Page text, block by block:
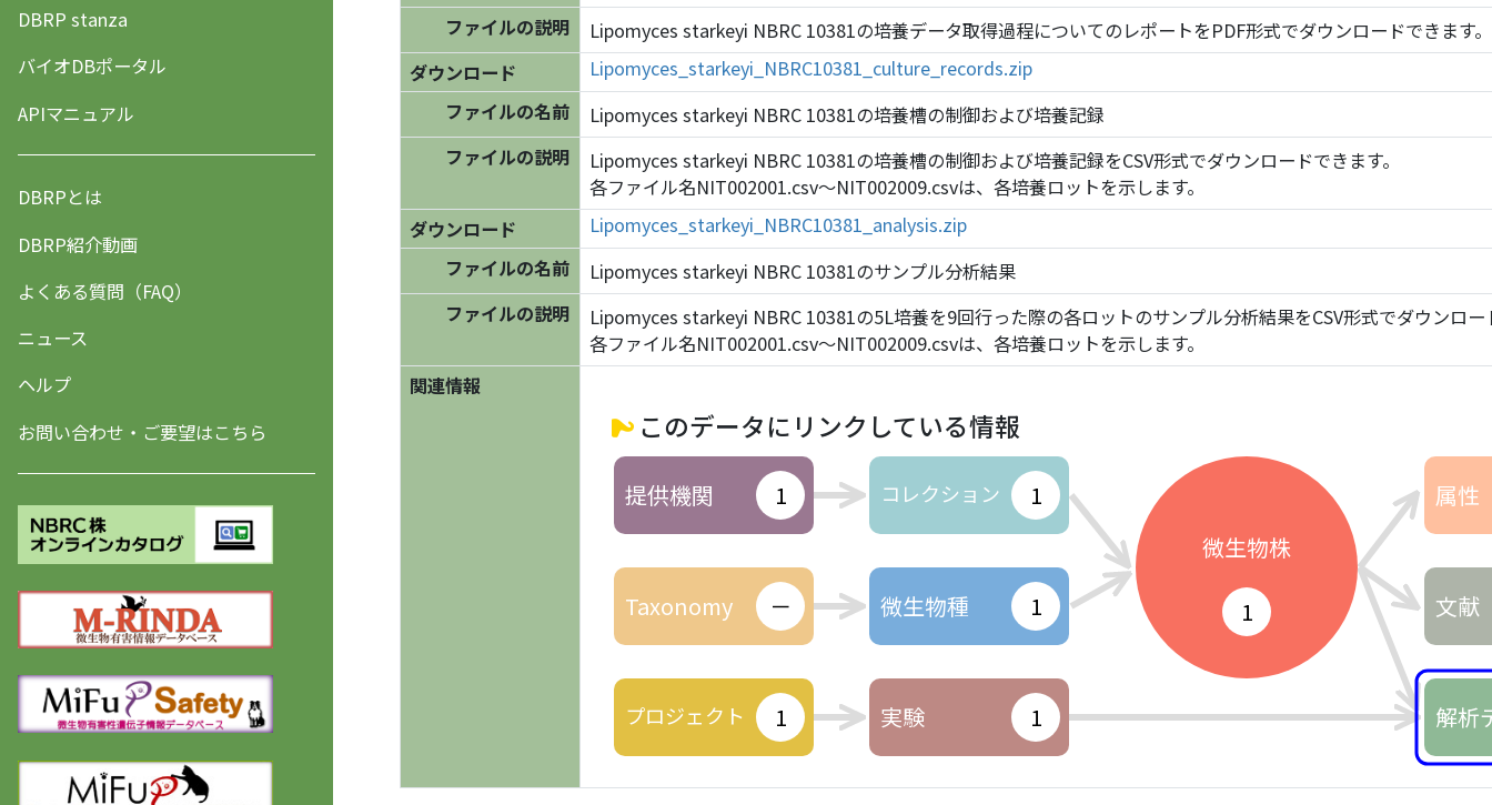
DBRP stanza
バイオDBポータル
APIマニュアル
DBRPとは
DBRP紹介動画
よくある質問（FAQ）
ニュース
ヘルプ
お問い合わせ・ご要望はこちら
ファイルの説明
Lipomyces starkeyi NBRC 10381の培養データ取得過程についてのレポートをPDF形式でダウンロードできます。
ダウンロード
Lipomyces_starkeyi_NBRC10381_culture_records.zip
ファイルの名前
Lipomyces starkeyi NBRC 10381の培養槽の制御および培養記録
ファイルの説明
Lipomyces starkeyi NBRC 10381の培養槽の制御および培養記録をCSV形式でダウンロードできます。
各ファイル名NIT002001.csv～NIT002009.csvは、各培養ロットを示します。
ダウンロード
Lipomyces_starkeyi_NBRC10381_analysis.zip
ファイルの名前
Lipomyces starkeyi NBRC 10381のサンプル分析結果
ファイルの説明
Lipomyces starkeyi NBRC 10381の5L培養を9回行った際の各ロットのサンプル分析結果をCSV形式でダウンロー
各ファイル名NIT002001.csv～NIT002009.csvは、各培養ロットを示します。
関連情報
このデータにリンクしている情報
提供機関 1
Taxonomy －
プロジェクト 1
コレクション 1
微生物種 1
実験 1
微生物株
1
属性
文献
解析